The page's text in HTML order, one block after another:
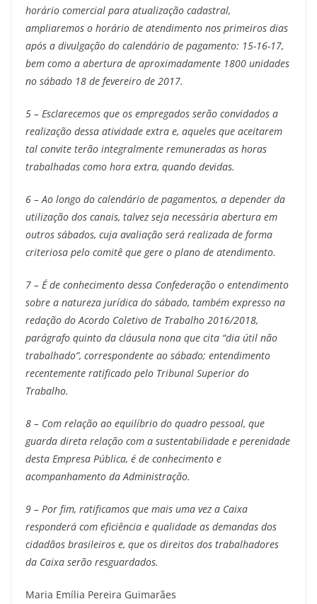
horário comercial para atualização cadastral,
ampliaremos o horário de atendimento nos primeiros dias
após a divulgação do calendário de pagamento: 15-16-17,
bem como a abertura de aproximadamente 1800 unidades
no sábado 18 de fevereiro de 2017.
5 – Esclarecemos que os empregados serão convidados a
realização dessa atividade extra e, aqueles que aceitarem
tal convite terão integralmente remuneradas as horas
trabalhadas como hora extra, quando devidas.
6 – Ao longo do calendário de pagamentos, a depender da
utilização dos canais, talvez seja necessária abertura em
outros sábados, cuja avaliação será realizada de forma
criteriosa pelo comitê que gere o plano de atendimento.
7 – É de conhecimento dessa Confederação o entendimento
sobre a natureza jurídica do sábado, também expresso na
redação do Acordo Coletivo de Trabalho 2016/2018,
parágrafo quinto da cláusula nona que cita “dia útil não
trabalhado”, correspondente ao sábado; entendimento
recentemente ratificado pelo Tribunal Superior do
Trabalho.
8 – Com relação ao equilíbrio do quadro pessoal, que
guarda direta relação com a sustentabilidade e perenidade
desta Empresa Pública, é de conhecimento e
acompanhamento da Administração.
9 – Por fim, ratificamos que mais uma vez a Caixa
responderá com eficiência e qualidade as demandas dos
cidadãos brasileiros e, que os direitos dos trabalhadores
da Caixa serão resguardados.
Maria Emília Pereira Guimarães